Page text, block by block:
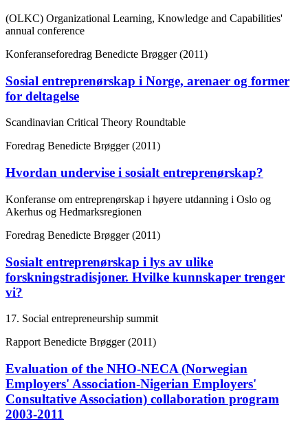
(OLKC) Organizational Learning, Knowledge and Capabilities'
annual conference
Konferanseforedrag Benedicte Brøgger (2011)
Sosial entreprenørskap i Norge, arenaer og former
for deltagelse
Scandinavian Critical Theory Roundtable
Foredrag Benedicte Brøgger (2011)
Hvordan undervise i sosialt entreprenørskap?
Konferanse om entreprenørskap i høyere utdanning i Oslo og
Akerhus og Hedmarksregionen
Foredrag Benedicte Brøgger (2011)
Sosialt entreprenørskap i lys av ulike
forskningstradisjoner. Hvilke kunnskaper trenger
vi?
17. Social entrepreneurship summit
Rapport Benedicte Brøgger (2011)
Evaluation of the NHO-NECA (Norwegian
Employers' Association-Nigerian Employers'
Consultative Association) collaboration program
2003-2011